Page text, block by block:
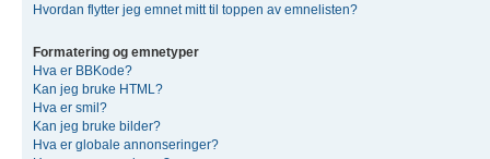
Hvordan flytter jeg emnet mitt til toppen av emnelisten?
Formatering og emnetyper
Hva er BBKode?
Kan jeg bruke HTML?
Hva er smil?
Kan jeg bruke bilder?
Hva er globale annonseringer?